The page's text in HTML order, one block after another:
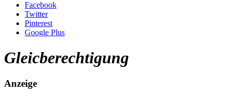
Facebook
Twitter
Pinterest
Google Plus
Gleicberechtigung
Anzeige